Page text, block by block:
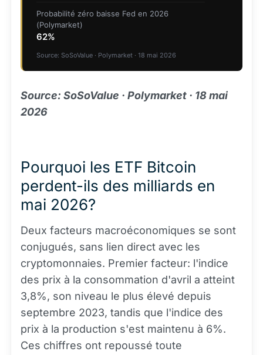
Probabilité zéro baisse Fed en 2026
(Polymarket)
62%
Source: SoSoValue · Polymarket · 18 mai 2026
Source: SoSoValue · Polymarket · 18 mai
2026
Pourquoi les ETF Bitcoin
perdent-ils des milliards en
mai 2026?
Deux facteurs macroéconomiques se sont
conjugués, sans lien direct avec les
cryptomonnaies. Premier facteur: l'indice
des prix à la consommation d'avril a atteint
3,8%, son niveau le plus élevé depuis
septembre 2023, tandis que l'indice des
prix à la production s'est maintenu à 6%.
Ces chiffres ont repoussé toute